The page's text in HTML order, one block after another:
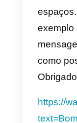
fácil